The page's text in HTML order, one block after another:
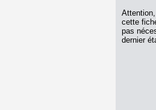
cette
pas
dernier